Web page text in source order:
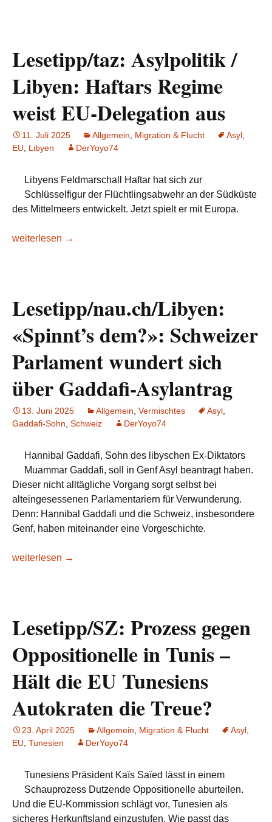
Lesetipp/taz: Asylpolitik /
Libyen: Haftars Regime
weist EU-Delegation aus
11. Juli 2025 Allgemein Migration & Flucht Asyl
EU
Libyen DerYoyo74
Libyens Feldmarschall Haftar hat sich zur
Schlüsselfigur der Flüchtlingsabwehr an der Südküste
des Mittelmeers entwickelt. Jetzt spielt er mit Europa.
Lesetipp/taz: Asylpolitik / Libyen: Haftars Regime weist EU-
weiterlesen →
Lesetipp/nau.ch/Libyen:
«Spinnt’s dem?»: Schweizer
Parlament wundert sich
über Gaddafi-Asylantrag
13. Juni 2025 Allgemein Vermischtes Asyl
Gaddafi-Sohn Schweiz DerYoyo74
Hannibal Gaddafi, Sohn des libyschen Ex-Diktators
Muammar Gaddafi, soll in Genf Asyl beantragt haben.
Dieser nicht alltägliche Vorgang sorgt selbst bei
alteingesessenen Parlamentariern für Verwunderung.
Denn: Hannibal Gaddafi und die Schweiz, insbesondere
Genf, haben miteinander eine Vorgeschichte.
Lesetipp/nau.ch/Libyen: «Spinnt’s dem?»: Schweizer
weiterlesen →
Lesetipp/SZ: Prozess gegen
Oppositionelle in Tunis –
Hält die EU Tunesiens
Autokraten die Treue?
23. April 2025 Allgemein Migration & Flucht Asyl
EU Tunesien DerYoyo74
Tunesiens Präsident Kaïs Saïed lässt in einem
Schauprozess Dutzende Oppositionelle aburteilen.
Und die EU-Kommission schlägt vor, Tunesien als
sicheres Herkunftsland einzustufen. Wie passt das